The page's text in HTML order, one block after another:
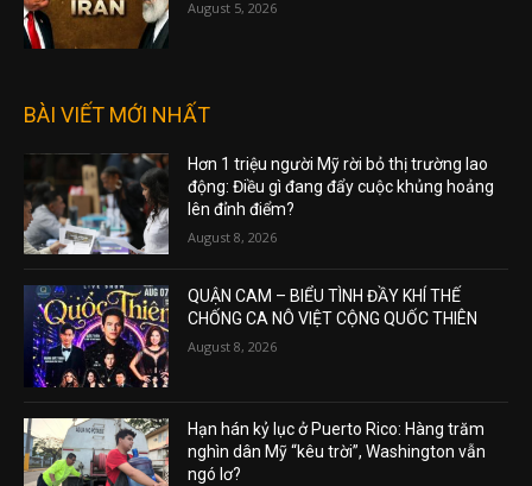
August 5, 2026
BÀI VIẾT MỚI NHẤT
Hơn 1 triệu người Mỹ rời bỏ thị trường lao
động: Điều gì đang đẩy cuộc khủng hoảng
lên đỉnh điểm?
August 8, 2026
QUẬN CAM – BIỂU TÌNH ĐẦY KHÍ THẾ
CHỐNG CA NÔ VIỆT CỘNG QUỐC THIÊN
August 8, 2026
Hạn hán kỷ lục ở Puerto Rico: Hàng trăm
nghìn dân Mỹ “kêu trời”, Washington vẫn
ngó lơ?